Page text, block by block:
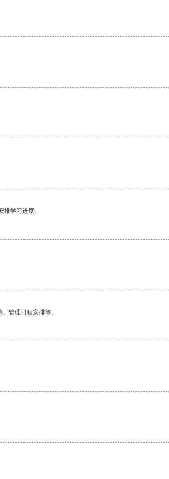
学习进度。
管理日程安排等。